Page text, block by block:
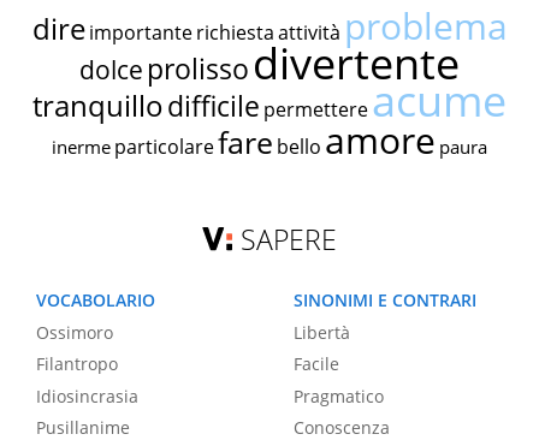
dire importante richiestaattività problema
dolce prolissodivertente
tranquillodifficile permettereacume
inerme particolarefare bello amore paura
SAPERE
VOCABOLARIO
Ossimoro
Filantropo
Idiosincrasia
Pusillanime
SINONIMI E CONTRARI
Libertà
Facile
Pragmatico
Conoscenza